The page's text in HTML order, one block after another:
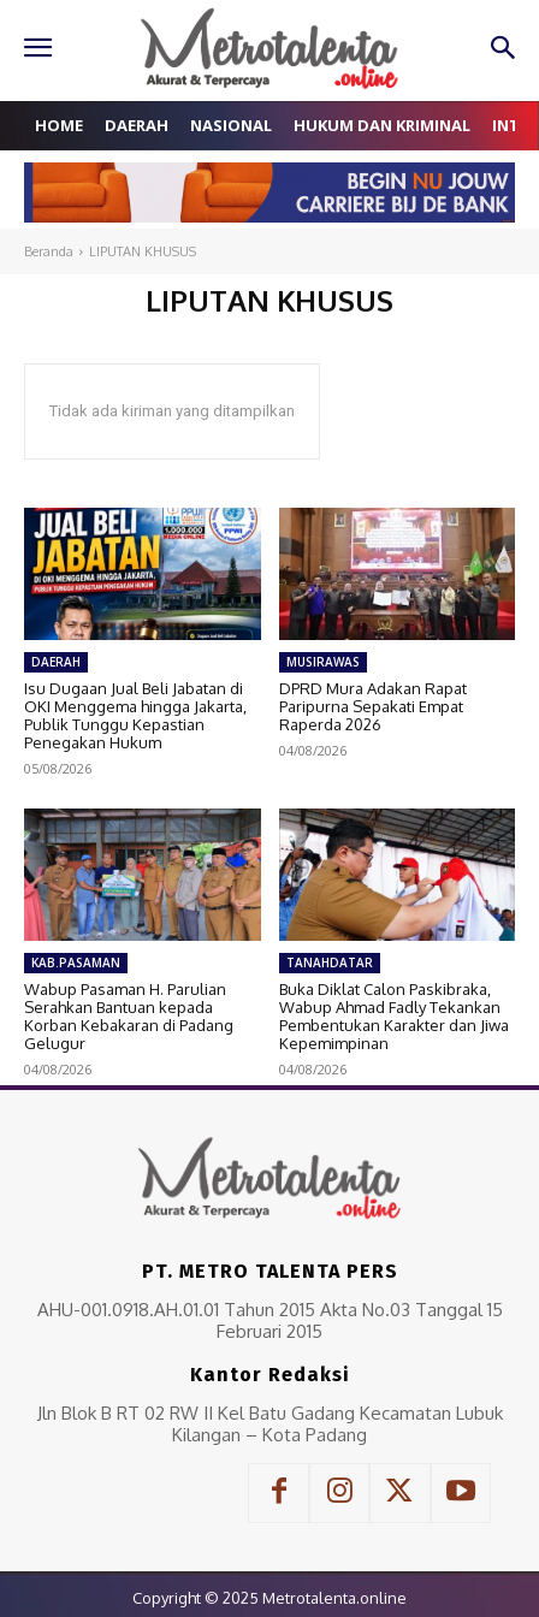
HOME DAERAH NASIONAL HUKUM DAN KRIMINAL
Beranda LIPUTAN KHUSUS
LIPUTAN KHUSUS
Tidak ada kiriman yang ditampilkan
DAERAH
Isu Dugaan Jual Beli Jabatan di
OKI Menggema hingga Jakarta,
Publik Tunggu Kepastian
Penegakan Hukum
05/08/2026
MUSIRAWAS
DPRD Mura Adakan Rapat
Paripurna Sepakati Empat
Raperda 2026
04/08/2026
KAB.PASAMAN
Wabup Pasaman H. Parulian
Serahkan Bantuan kepada
Korban Kebakaran di Padang
Gelugur
04/08/2026
TANAHDATAR
Buka Diklat Calon Paskibraka,
Wabup Ahmad Fadly Tekankan
Pembentukan Karakter dan Jiwa
Kepemimpinan
04/08/2026
PT. METRO TALENTA PERS
AHU-001.0918.AH.01.01 Tahun 2015 Akta No.03 Tanggal 15
Februari 2015
Kantor Redaksi
Jln Blok B RT 02 RW II Kel Batu Gadang Kecamatan Lubuk
Kilangan – Kota Padang
Copyright © 2025 Metrotalenta.online